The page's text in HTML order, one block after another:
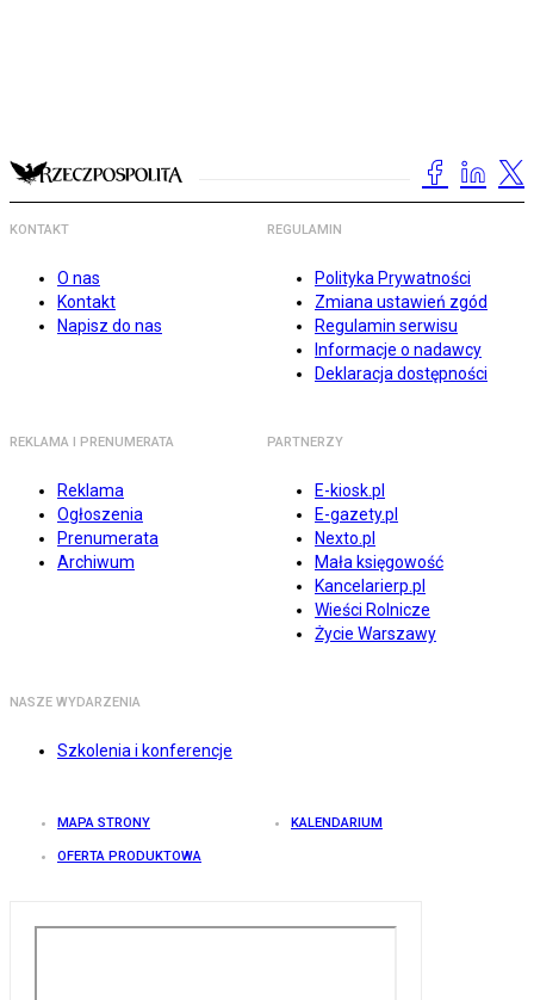
KONTAKT
O nas
Kontakt
Napisz do nas
REGULAMIN
Polityka Prywatności
Zmiana ustawień zgód
Regulamin serwisu
Informacje o nadawcy
Deklaracja dostępności
REKLAMA I PRENUMERATA
Reklama
Ogłoszenia
Prenumerata
Archiwum
PARTNERZY
E-kiosk.pl
E-gazety.pl
Nexto.pl
Mała księgowość
Kancelarierp.pl
Wieści Rolnicze
Życie Warszawy
NASZE WYDARZENIA
Szkolenia i konferencje
MAPA STRONY KALENDARIUM
OFERTA PRODUKTOWA